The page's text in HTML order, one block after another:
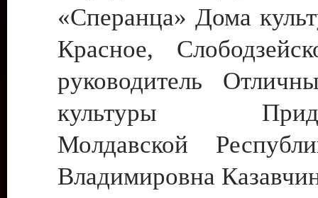
«Сперанца» Дома
Красное,
руководитель
культуры
Молдавской
Владимировна